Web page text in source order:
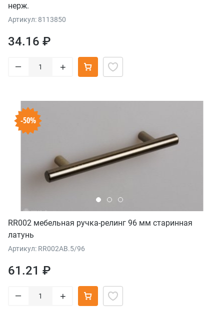
нерж.
Артикул: 8113850
34.16 ₽
– +
-50%
RR002 мебельная ручка-релинг 96 мм старинная
латунь
Артикул: RR002AB.5/96
61.21 ₽
– +